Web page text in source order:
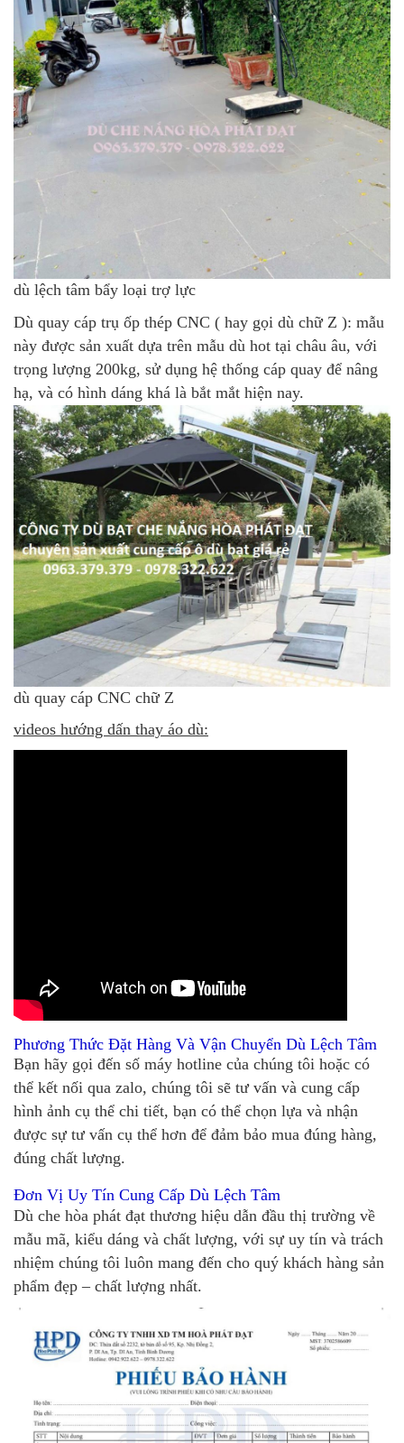
dù lệch tâm bẩy loại trợ lực
Dù quay cáp trụ ốp thép CNC ( hay gọi dù chữ Z ): mẫu
này được sản xuất dựa trên mẫu dù hot tại châu âu, với
trọng lượng 200kg, sử dụng hệ thống cáp quay để nâng
hạ, và có hình dáng khá là bắt mắt hiện nay.
dù quay cáp CNC chữ Z
videos hướng dấn thay áo dù:
Phương Thức Đặt Hàng Và Vận Chuyển Dù Lệch Tâm
Bạn hãy gọi đến số máy hotline của chúng tôi hoặc có
thể kết nối qua zalo, chúng tôi sẽ tư vấn và cung cấp
hình ảnh cụ thể chi tiết, bạn có thể chọn lựa và nhận
được sự tư vấn cụ thể hơn để đảm bảo mua đúng hàng,
đúng chất lượng.
Đơn Vị Uy Tín Cung Cấp Dù Lệch Tâm
Dù che hòa phát đạt thương hiệu dẫn đầu thị trường về
mẫu mã, kiểu dáng và chất lượng, với sự uy tín và trách
nhiệm chúng tôi luôn mang đến cho quý khách hàng sản
phẩm đẹp – chất lượng nhất.